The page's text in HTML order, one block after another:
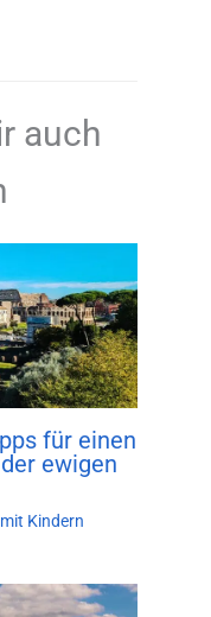
auch
für einen
ewigen
Kindern